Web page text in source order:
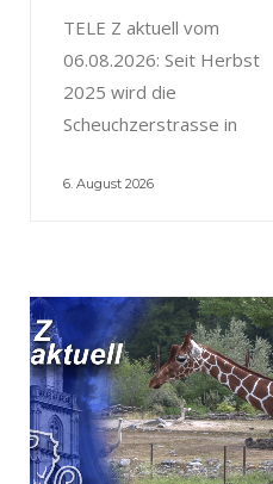
TELE Z aktuell vom
06.08.2026: Seit Herbst
2025 wird die
Scheuchzerstrasse in
6. August 2026